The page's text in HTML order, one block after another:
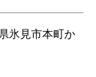
氷見市本町か